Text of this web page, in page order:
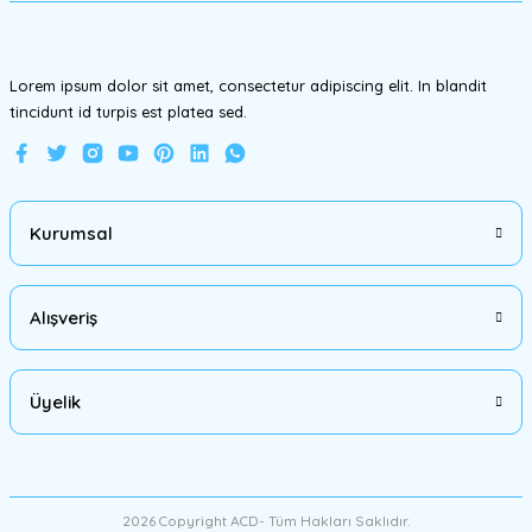
Lorem ipsum dolor sit amet, consectetur adipiscing elit. In blandit
tincidunt id turpis est platea sed.
Kurumsal
Alışveriş
Üyelik
2026 Copyright ACD- Tüm Hakları Saklıdır.